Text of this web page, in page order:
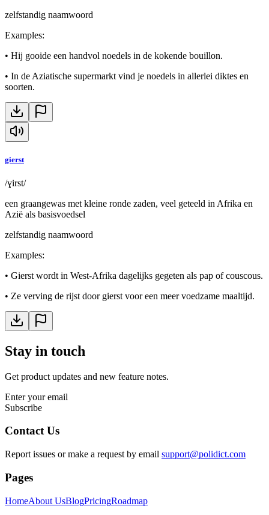
zelfstandig naamwoord
Examples:
• Hij gooide een handvol noedels in de kokende bouillon.
• In de Aziatische supermarkt vind je noedels in allerlei diktes en
soorten.
gierst
/ɣirst/
een graangewas met kleine ronde zaden, veel geteeld in Afrika en
Azië als basisvoedsel
zelfstandig naamwoord
Examples:
• Gierst wordt in West-Afrika dagelijks gegeten als pap of couscous.
• Ze verving de rijst door gierst voor een meer voedzame maaltijd.
Stay in touch
Get product updates and new feature notes.
Enter your email
Subscribe
Contact Us
Report issues or make a request by email support@polidict.com
Pages
HomeAbout UsBlogPricingRoadmap